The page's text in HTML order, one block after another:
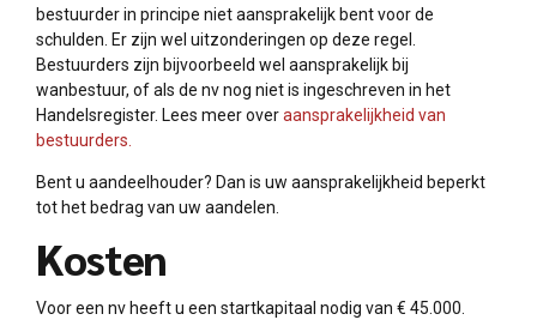
bestuurder in principe niet aansprakelijk bent voor de
schulden. Er zijn wel uitzonderingen op deze regel.
Bestuurders zijn bijvoorbeeld wel aansprakelijk bij
wanbestuur, of als de nv nog niet is ingeschreven in het
Handelsregister. Lees meer overaansprakelijkheid van
bestuurders.
Bent u aandeelhouder? Dan is uw aansprakelijkheid beperkt
tot het bedrag van uw aandelen.
Kosten
Voor een nv heeft u een startkapitaal nodig van € 45.000.